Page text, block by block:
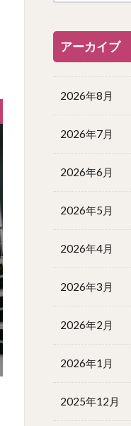
アーカイブ
2026年8月
2026年7月
2026年6月
2026年5月
2026年4月
2026年3月
2026年2月
2026年1月
2025年12月